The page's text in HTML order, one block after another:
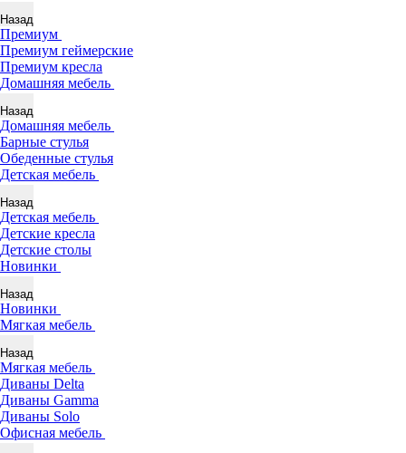
Назад
Премиум
Премиум геймерские
Премиум кресла
Домашняя мебель
Назад
Домашняя мебель
Барные стулья
Обеденные стулья
Детская мебель
Назад
Детская мебель
Детские кресла
Детские столы
Новинки
Назад
Новинки
Мягкая мебель
Назад
Мягкая мебель
Диваны Delta
Диваны Gamma
Диваны Solo
Офисная мебель